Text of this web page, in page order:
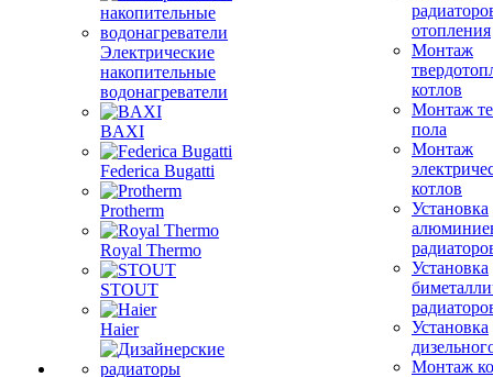
Электрические
накопительные
водонагреватели
BAXI
Federica Bugatti
Protherm
Royal Thermo
STOUT
Haier
отопления
Монтаж
котлов
Монтаж
пола
Монтаж
котлов
Установка
Установка
Установка
Монтаж